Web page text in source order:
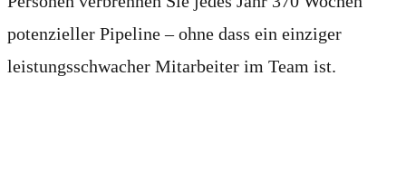
potenzieller Pipeline – ohne dass ein einziger
leistungsschwacher Mitarbeiter im Team ist.